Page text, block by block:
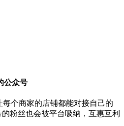
公众号
个商家的店铺都能对接自己的
粉丝也会被平台吸纳，互惠互利